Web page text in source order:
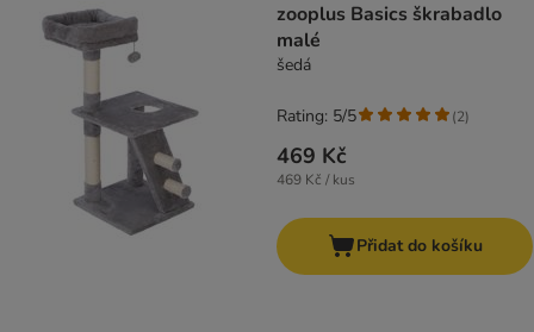
zooplus Basics škrabadlo
malé
šedá
469 Kč
469 Kč / kus
Rating: 5/5 (2)
Přidat do košíku